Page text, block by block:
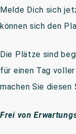
Melde Dich sich
können sich den
Die Plätze sind
für einen Tag
machen Sie diesen
Frei von